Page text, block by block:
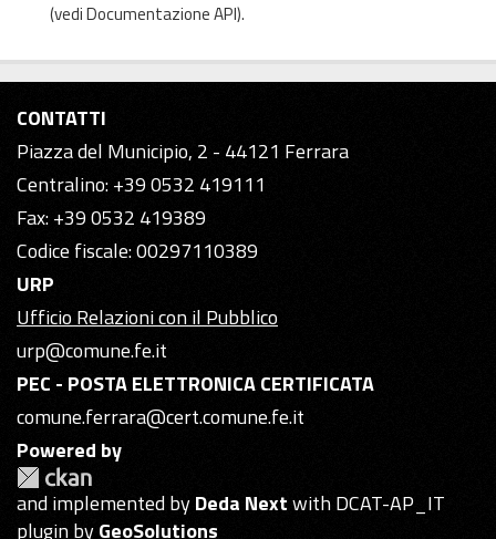
(vediDocumentazione API).
CONTATTI
Piazza del Municipio, 2 - 44121 Ferrara
Centralino: +39 0532 419111
Fax: +39 0532 419389
Codice fiscale: 00297110389
URP
Ufficio Relazioni con il Pubblico
urp@comune.fe.it
PEC - POSTA ELETTRONICA CERTIFICATA
comune.ferrara@cert.comune.fe.it
Powered by
and implemented byDeda Nextwith DCAT-AP_IT
plugin byGeoSolutions